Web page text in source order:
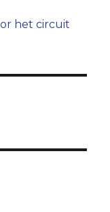
het circuit